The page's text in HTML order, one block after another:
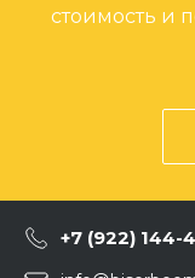
стоимость и
+7 (922) 144-